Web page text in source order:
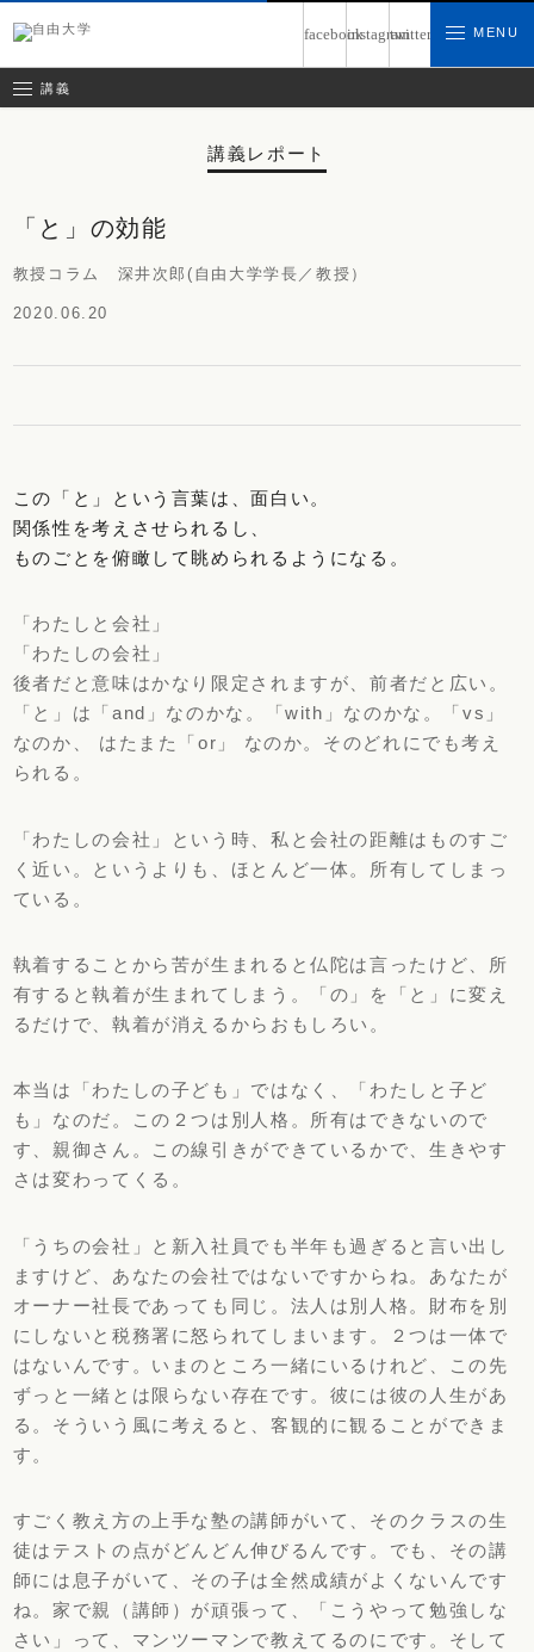
お問い合わせfacebookinstagramtwitter MENU
講義
講義レポート
「と」の効能
教授コラム 深井次郎(自由大学学長／教授）
2020.06.20
この「と」という言葉は、面白い。
関係性を考えさせられるし、
ものごとを俯瞰して眺められるようになる。
「わたしと会社」
「わたしの会社」
後者だと意味はかなり限定されますが、前者だと広い。
「と」は「and」なのかな。「with」なのかな。「vs」
なのか、 はたまた「or」 なのか。そのどれにでも考え
られる。
「わたしの会社」という時、私と会社の距離はものすご
く近い。 というよりも、ほとんど一体。所有してしまっ
ている。
執着することから苦が生まれると仏陀は言ったけど、
所
有すると執着が生まれてしまう。「の」を「と」 に変え
るだけで、執着が消えるからおもしろい。
本当は「わたしの子ども」ではなく、「わたしと子ど
も」なのだ。
この２つは別人格。所有はできないので
す、親御さん。
この線引きができているかで、生きやす
さは変わってくる。
「うちの会社」と新入社員でも半年も過ぎると言い出し
ますけど、 あなたの会社ではないですからね。 あなたが
オーナー社長であっても同じ。法人は別人格。 財布を別
にしないと税務署に怒られてしまいます。
２つは一体で
はないんです。いまのところ一緒にいるけれど、
この先
ずっと一緒とは限らない存在です。彼には彼の人生があ
る。 そういう風に考えると、客観的に観ることができま
す。
すごく教え方の上手な塾の講師がいて、 そのクラスの生
徒はテストの点がどんどん伸びるんです。でも、 その講
師には息子がいて、その子は全然成績がよくないんです
ね。家で親（講師）が頑張って、「こうやって勉強しな
さい」って、 マンツーマンで教えてるのにです。そして